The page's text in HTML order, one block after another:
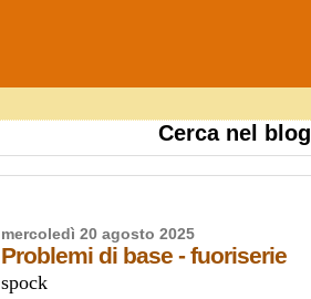
Cerca nel blog
mercoledì 20 agosto 2025
Problemi di base - fuoriserie
spock